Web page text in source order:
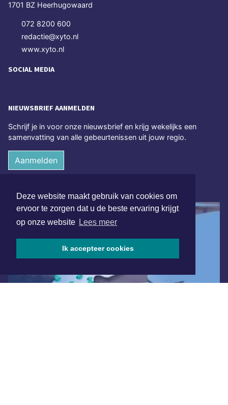
Deze website maakt gebruik van cookies om
ervoor te zorgen dat u de beste ervaring krijgt
op onze website Lees meer
Ik accepteer cookies
1701 BZ Heerhugowaard
072 8200 600
redactie@xyto.nl
www.xyto.nl
SOCIAL MEDIA
NIEUWSBRIEF AANMELDEN
Schrijf je in voor onze nieuwsbrief en krijg wekelijks een
samenvatting van alle gebeurtenissen uit jouw regio.
Aanmelden